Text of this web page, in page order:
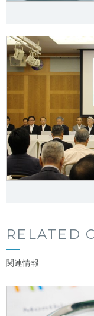
RELATED
関連情報